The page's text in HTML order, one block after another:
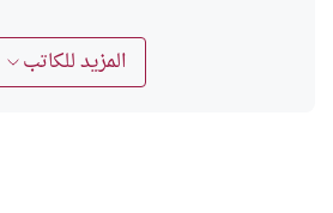
المزيد للكاتب